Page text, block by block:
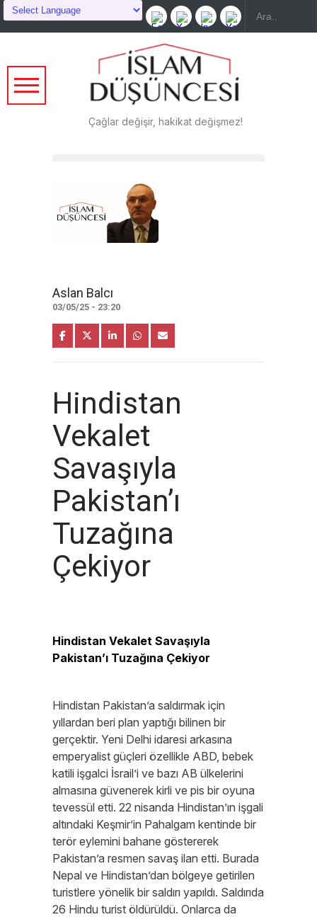
Çağlar değişir, hakikat değişmez!
Aslan Balcı
03/05/25 - 23:20
Hindistan
Vekalet
Savaşıyla
Pakistan’ı
Tuzağına
Çekiyor
Hindistan Vekalet Savaşıyla
Pakistan’ı Tuzağına Çekiyor
Hindistan Pakistan’a saldırmak için
yıllardan beri plan yaptığı bilinen bir
gerçektir. Yeni Delhi idaresi arkasına
emperyalist güçleri özellikle ABD, bebek
katili işgalci İsrail’i ve bazı AB ülkelerini
almasına güvenerek kirli ve pis bir oyuna
tevessül etti. 22 nisanda Hindistan’ın işgali
altındaki Keşmir’in Pahalgam kentinde bir
terör eylemini bahane göstererek
Pakistan’a resmen savaş ilan etti. Burada
Nepal ve Hindistan’dan bölgeye getirilen
turistlere yönelik bir saldırı yapıldı. Saldırıda
26 Hindu turist öldürüldü. Onlarca da